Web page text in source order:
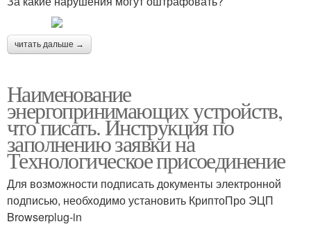
читать дальше →
Наименование
энергопринимающих устройств,
что писать. Инструкция по
заполнению заявки на
Технологическое присоединение
Для возможности подписать документы электронной
подписью, необходимо установить КриптоПро ЭЦП
Browserplug-in